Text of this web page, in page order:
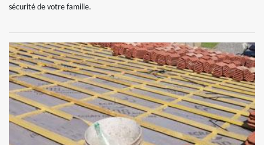
sécurité de votre famille.